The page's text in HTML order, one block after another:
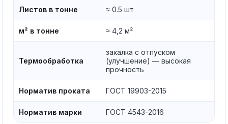
Листов в тонне ≈ 0.5 шт
м² в тонне ≈ 4,2 м²
Термообработка
закалка с отпуском
(улучшение) — высокая
прочность
Норматив проката ГОСТ 19903-2015
Норматив марки ГОСТ 4543-2016